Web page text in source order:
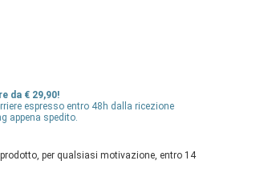
da € 29,90!
espresso entro 48h dalla ricezione
appena spedito.
per qualsiasi motivazione, entro 14